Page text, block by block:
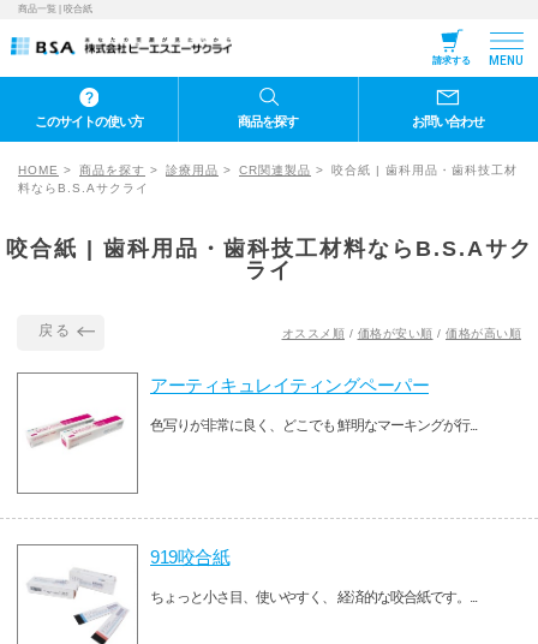
商品一覧 | 咬合紙
請求する MENU
このサイトの使い方 商品を探す お問い合わせ
HOME 商品を探す 診療用品 CR関連製品
咬合紙 | 歯科用品・歯科技工材
料ならB.S.Aサクライ
咬合紙 | 歯科用品・歯科技工材料ならB.S.Aサク
ライ
戻る オススメ順 / 価格が安い順 / 価格が高い順
アーティキュレイティングペーパー
色写りが非常に良く、どこでも 鮮明なマーキングが行...
919咬合紙
ちょっと小さ目、使いやすく、 経済的な咬合紙です。...